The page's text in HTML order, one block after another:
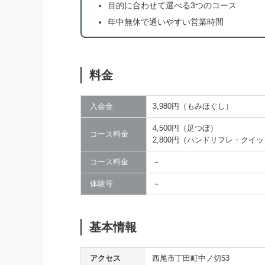
目的に合わせて選べる3つのコース
年中無休で通いやすい営業時間
料金
入会金 3,980円（もみほぐし）
コース料金
4,500円（足つぼ）
2,800円（ハンドリフレ・クイッ
コース料金 －
体験等 －
基本情報
アクセス 西尾市丁田町中ノ切53